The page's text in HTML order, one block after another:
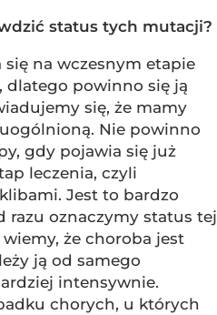
status tych mutacji?
się na wczesnym etapie
powinno się ją
się, że mamy
Nie powinno
gdy pojawia się już
leczenia, czyli
Jest to bardzo
razu oznaczymy status tej
że choroba jest
ją od samego
intensywnie.
chorych, u których